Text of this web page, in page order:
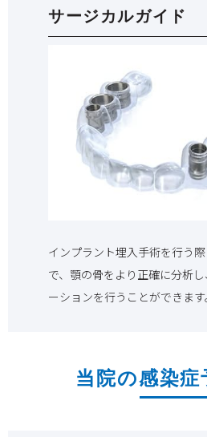
サージカルガイド
インプラント埋入手術を行う
で、顎の骨をより正確に分析
ーションを行うことができます
当院の感染症